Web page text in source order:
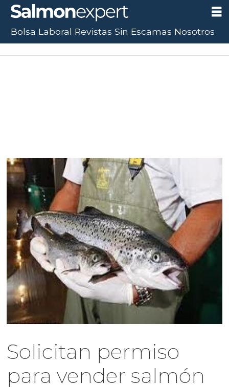
Solicitan permiso
para vender salmón
Bolsa Laboral Revistas Sin Escamas Nosotros